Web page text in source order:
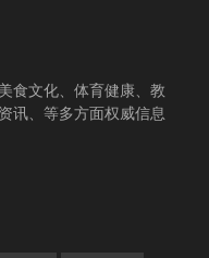
食文化、体育健康、教
讯、等多方面权威信息